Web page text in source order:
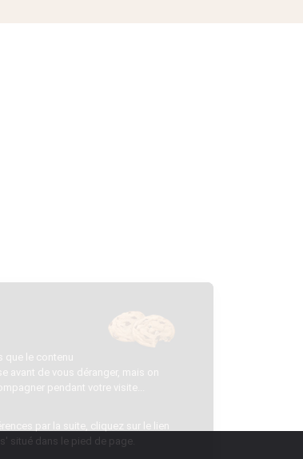
Salut c'est nous...
les Cookies !
On a attendu d'être sûrs que le contenu
de ce site vous intéresse avant de vous déranger, mais on
aimerait bien vous accompagner pendant votre visite...
Pour modifier vos préférences par la suite, cliquez sur le lien
'Préférences de cookies' situé dans le pied de page.